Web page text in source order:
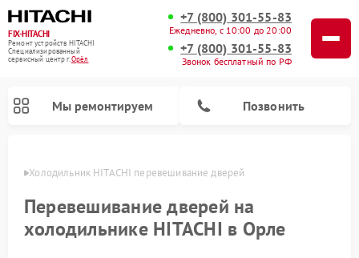
FIX-HITACHI
Ремонт устройств HITACHI
Специализированный
cервисный центр г.Орёл
+7 (800) 301-55-83
Ежедневно, с 10:00 до 20:00
+7 (800) 301-55-83
Звонок бесплатный по РФ
Мы ремонтируем Позвонить
Холодильник HITACHI перевешивание дверей
Перевешивание дверей на
холодильнике HITACHI в Орле